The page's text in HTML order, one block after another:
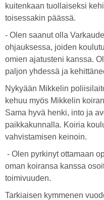
kuitenkaan tuollaiseksi
toisessakin päässä.
- Olen saanut olla
ohjauksessa, joiden
omien ajatusteni kanssa.
paljon yhdessä ja
Nykyään Mikkelin
kehuu myös Mikkelin
Sama hyvä henki, into ja
paikkakunnalla. Koiria
vahvistamisen keinoin.
- Olen pyrkinyt ottamaan
oman koiransa kanssa
toimivuuden.
Tarkiaisen kymmenen